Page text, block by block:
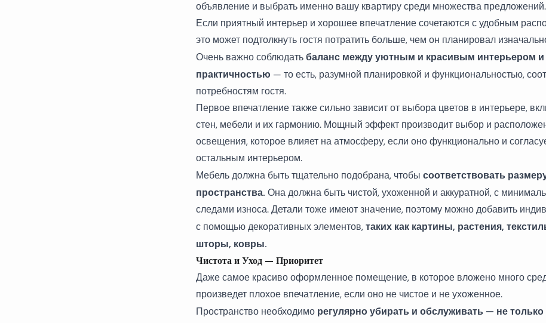
объявление и выбрать именно вашу квартиру среди множества предложений.
Если приятный интерьер и хорошее впечатление сочетаются с удобным
это может подтолкнуть гостя потратить больше, чем он планировал
Очень важно соблюдать баланс между уютным и красивым интерьером и
практичностью — то есть, разумной планировкой и функциональностью,
потребностям гостя.
Первое впечатление также сильно зависит от выбора цветов в интерьере,
стен, мебели и их гармонию. Мощный эффект производит выбор и
освещения, которое влияет на атмосферу, если оно функционально и
остальным интерьером.
Мебель должна быть тщательно подобрана, чтобы соответствовать
пространства. Она должна быть чистой, ухоженной и аккуратной, с
следами износа. Детали тоже имеют значение, поэтому можно добавить
с помощью декоративных элементов, таких как картины, растения,
шторы, ковры.
Чистота и Уход — Приоритет
Даже самое красиво оформленное помещение, в которое вложено много
произведет плохое впечатление, если оно не чистое и не ухоженное.
Пространство необходимо регулярно убирать и обслуживать — не только